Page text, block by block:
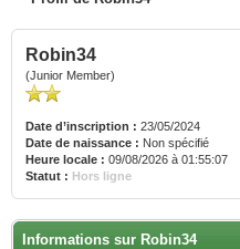
Robin34
(Junior Member)
Date d’inscription : 23/05/2024
Date de naissance : Non spécifié
Heure locale : 09/08/2026 à 01:55:07
Statut : Hors ligne
Informations sur Robin34